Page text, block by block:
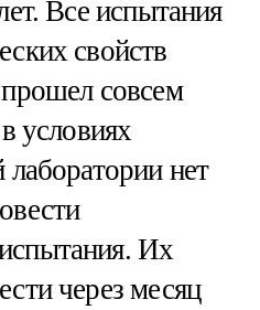
Все испытания
свойств
совсем
условиях
лаборатории нет
Их
через месяц